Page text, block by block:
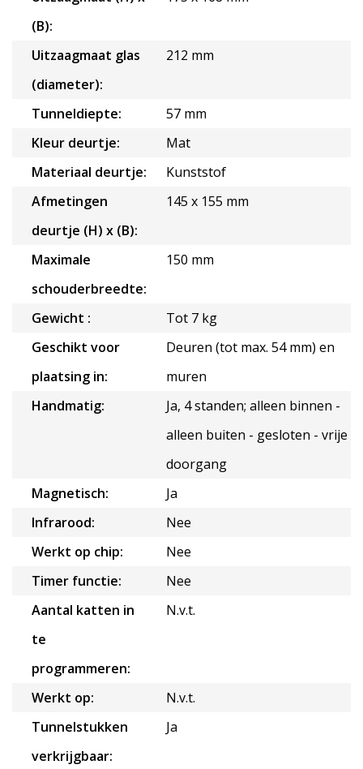
(B):
Uitzaagmaat glas
(diameter):
212 mm
Tunneldiepte:
57 mm
Kleur deurtje:
Mat
Materiaal deurtje:
Kunststof
Afmetingen
deurtje (H) x (B):
145 x 155 mm
Maximale
schouderbreedte:
150 mm
Gewicht :
Tot 7 kg
Geschikt voor
plaatsing in:
Deuren (tot max. 54 mm) en
muren
Handmatig:
Ja, 4 standen; alleen binnen -
alleen buiten - gesloten - vrije
doorgang
Magnetisch:
Ja
Infrarood:
Nee
Werkt op chip:
Nee
Timer functie:
Nee
Aantal katten in
te
programmeren:
N.v.t.
Werkt op:
N.v.t.
Tunnelstukken
verkrijgbaar:
Ja